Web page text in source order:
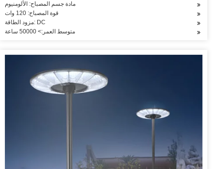
مادة جسم المصباح: الألومنيوم
قوة المصباح: 120 وات
مزود الطاقة: DC
متوسط العمر:> 50000 ساعة